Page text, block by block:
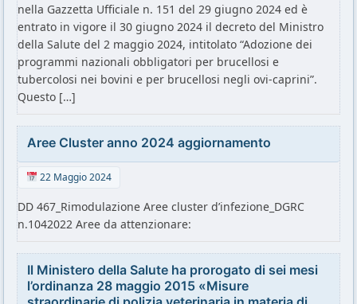
nella Gazzetta Ufficiale n. 151 del 29 giugno 2024 ed è
entrato in vigore il 30 giugno 2024 il decreto del Ministro
della Salute del 2 maggio 2024, intitolato “Adozione dei
programmi nazionali obbligatori per brucellosi e
tubercolosi nei bovini e per brucellosi negli ovi-caprini”.
Questo […]
Aree Cluster anno 2024 aggiornamento
22 Maggio 2024
DD 467_Rimodulazione Aree cluster d’infezione_DGRC
n.1042022 Aree da attenzionare:
Il Ministero della Salute ha prorogato di sei mesi
l’ordinanza 28 maggio 2015 «Misure